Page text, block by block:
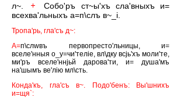
л~.
Собо'ръ ст~ы'хъ сла'вныхъ и=
всехва'льныхъ а=п\слъ в~_i.
Тропа'рь, гла'съ д~:
А=п\слwвъ первопресто'льницы, и=
вселе'нныя о_у=чи'телiе, вл\дку всjь'хъ моли'те,
ми'ръ вселе'ннjьй дарова'ти, и= душа'мъ
на'шымъ ве'лiю мл\сть.
Конда'къ, гла'съ в~. Подо'бенъ: Вы'шнихъ
и=щя`: